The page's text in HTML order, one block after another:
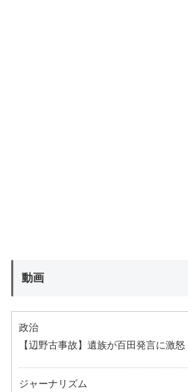
動画
政治
【辺野古事故】遺族が百田発言に激怒
ジャーナリズム